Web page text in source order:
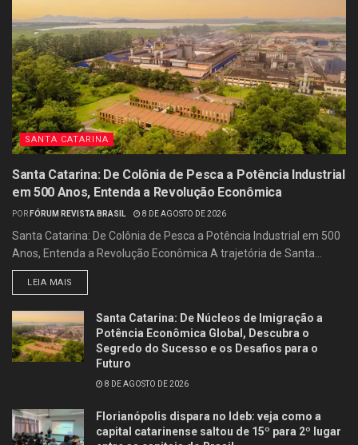
SANTA CATARINA
Santa Catarina: De Colônia de Pesca a Potência Industrial
em 500 Anos, Entenda a Revolução Econômica
POR FÓRUM REVISTA BRASIL 8 DE AGOSTO DE 2026
Santa Catarina: De Colônia de Pesca a Potência Industrial em 500
Anos, Entenda a Revolução Econômica A trajetória de Santa...
LEIA MAIS
Santa Catarina: De Núcleos de Imigração a
Potência Econômica Global, Descubra o
Segredo do Sucesso e os Desafios para o
Futuro
8 DE AGOSTO DE 2026
Florianópolis dispara no Ideb: veja como a
capital catarinense saltou de 15º para 2º lugar